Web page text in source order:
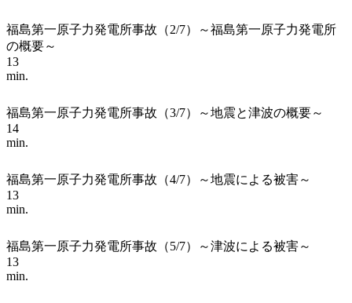
福島第一原子力発電所事故（2/7）～福島第一原子力発電所
の概要～
13
min.
福島第一原子力発電所事故（3/7）～地震と津波の概要～
14
min.
福島第一原子力発電所事故（4/7）～地震による被害～
13
min.
福島第一原子力発電所事故（5/7）～津波による被害～
13
min.